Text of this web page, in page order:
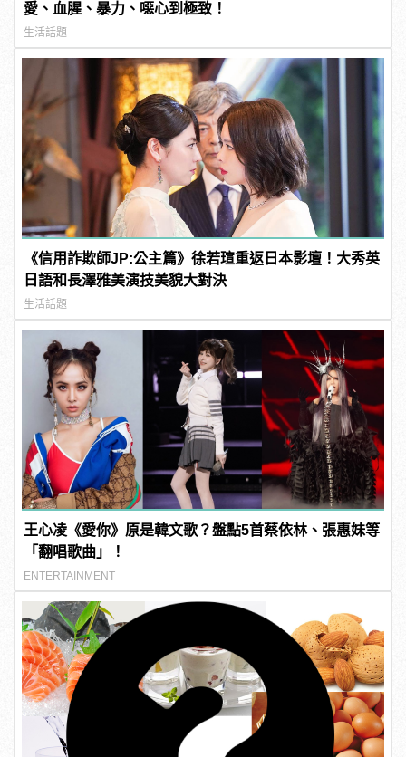
愛、血腥、暴力、噁心到極致！
生活話題
《信用詐欺師JP:公主篇》徐若瑄重返日本影壇！大秀英
日語和長澤雅美演技美貌大對決
生活話題
王心凌《愛你》原是韓文歌？盤點5首蔡依林、張惠妹等
「翻唱歌曲」！
ENTERTAINMENT